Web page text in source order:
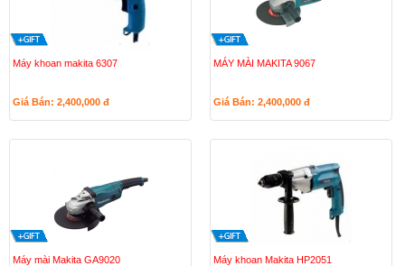
Máy khoan makita 6307
Giá Bán: 2,400,000 đ
MÁY MÀI MAKITA 9067
Giá Bán: 2,400,000 đ
Máy mài Makita GA9020 Máy khoan Makita HP2051